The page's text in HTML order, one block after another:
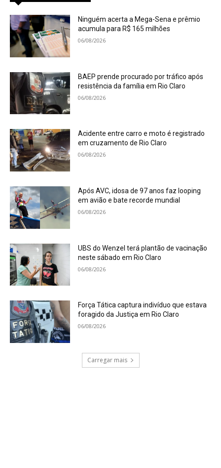
Ninguém acerta a Mega-Sena e prêmio
acumula para R$ 165 milhões
06/08/2026
BAEP prende procurado por tráfico após
resistência da família em Rio Claro
06/08/2026
Acidente entre carro e moto é registrado
em cruzamento de Rio Claro
06/08/2026
Após AVC, idosa de 97 anos faz looping
em avião e bate recorde mundial
06/08/2026
UBS do Wenzel terá plantão de vacinação
neste sábado em Rio Claro
06/08/2026
Força Tática captura indivíduo que estava
foragido da Justiça em Rio Claro
06/08/2026
Carregar mais